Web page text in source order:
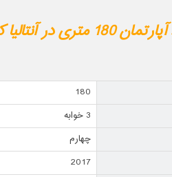
با پارکینگ سرپوشیده
180
3 خوابه
چهارم
2017